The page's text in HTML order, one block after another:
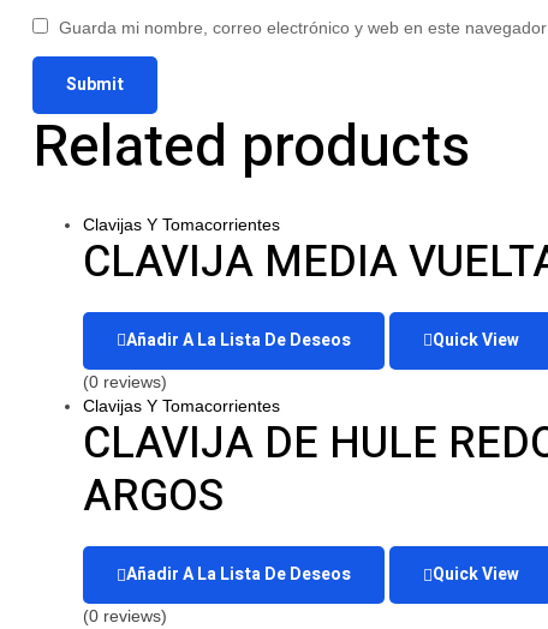
Guarda mi nombre, correo electrónico y web en este
Related products
Clavijas Y Tomacorrientes
CLAVIJA MEDIA
Añadir A La Lista De Deseos Quick View
(0 reviews)
Clavijas Y Tomacorrientes
CLAVIJA DE HULE
ARGOS
Añadir A La Lista De Deseos Quick View
(0 reviews)